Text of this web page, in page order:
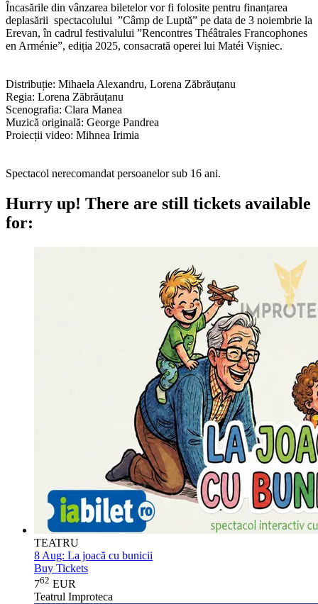
Încasările din vânzarea biletelor vor fi folosite pentru finanțarea
deplasării spectacolului ”Câmp de Luptă” pe data de 3 noiembrie la
Erevan, în cadrul festivalului ”Rencontres Théâtrales Francophones
en Arménie”, ediția 2025, consacrată operei lui Matéi Vișniec.
Distribuție: Mihaela Alexandru, Lorena Zăbrăuțanu
Regia: Lorena Zăbrăuțanu
Scenografia: Clara Manea
Muzică originală: George Pandrea
Proiecții video: Mihnea Irimia
Spectacol nerecomandat persoanelor sub 16 ani.
Hurry up! There are still tickets available
for:
TEATRU
8 Aug: La joacă cu bunicii
Buy Tickets
762 EUR
Teatrul Improteca